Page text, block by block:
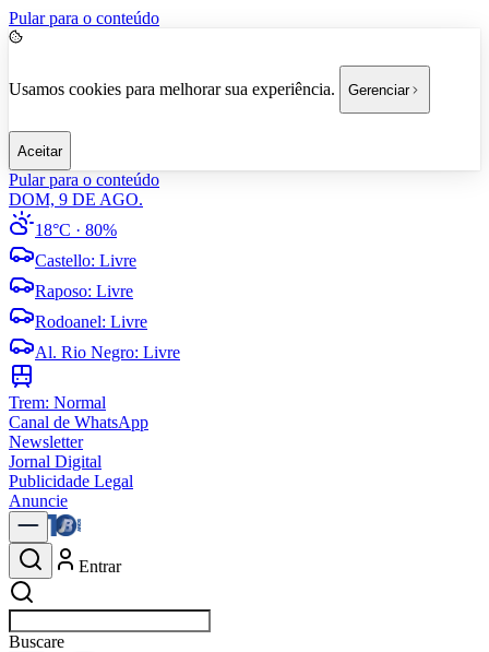
Pular para o conteúdo
Usamos cookies para melhorar sua experiência. Gerenciar
Aceitar
Pular para o conteúdo
DOM, 9 DE AGO.
18°C · 80%
Castello: Livre
Raposo: Livre
Rodoanel: Livre
Al. Rio Negro: Livre
Trem: Normal
Canal de WhatsApp
Newsletter
Jornal Digital
Publicidade Legal
Anuncie
Entrar
Buscarempresas em Barueri